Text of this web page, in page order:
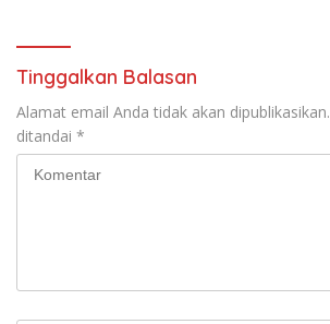
Tinggalkan Balasan
Alamat email Anda tidak akan dipublikasikan.
ditandai *